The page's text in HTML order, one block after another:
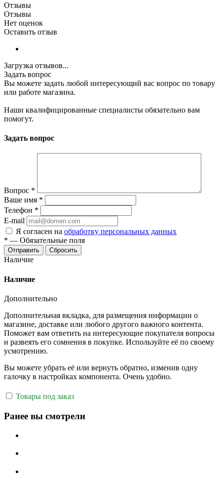
Отзывы
Отзывы
Нет оценок
Оставить отзыв
Загрузка отзывов...
Задать вопрос
Вы можете задать любой интересующий вас вопрос по товару
или работе магазина.
Наши квалифицированные специалисты обязательно вам
помогут.
Задать вопрос
Вопрос *
Ваше имя *
Телефон *
E-mail
Я согласен на обработку персональных данных
* — Обязательные поля
Отправить Сбросить
Наличие
Наличие
Дополнительно
Дополнительная вкладка, для размещения информации о
магазине, доставке или любого другого важного контента.
Поможет вам ответить на интересующие покупателя вопросы
и развеять его сомнения в покупке. Используйте её по своему
усмотрению.
Вы можете убрать её или вернуть обратно, изменив одну
галочку в настройках компонента. Очень удобно.
Товары под заказ
Ранее вы смотрели